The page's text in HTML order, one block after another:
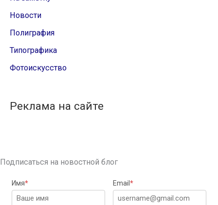
Новости
Полиграфия
Типографика
Фотоискусство
Реклама на сайте
Подписаться на новостной блог
Имя* Email *